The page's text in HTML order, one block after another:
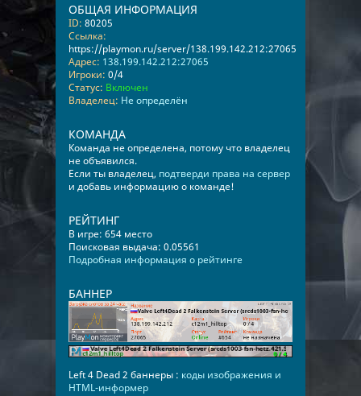
ОБЩАЯ ИНФОРМАЦИЯ
ID: 80205
Ссылка:
https://playmon.ru/server/138.199.142.212:27065
Адрес: 138.199.142.212:27065
Игроки: 0/4
Статус: Включен
Владелец: Не определён
КОМАНДА
Команда не определена, потому что владелец
не объявился.
Если ты владелец, подтверди права на сервер
и добавь информацию о команде!
РЕЙТИНГ
В игре: 654 место
Поисковая выдача: 0.05561
Подробная информация о рейтинге
БАННЕР
Left 4 Dead 2 баннеры : коды изображения и
HTML-информер